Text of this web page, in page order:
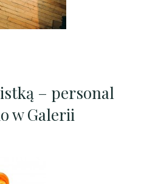
– personal
w Galerii